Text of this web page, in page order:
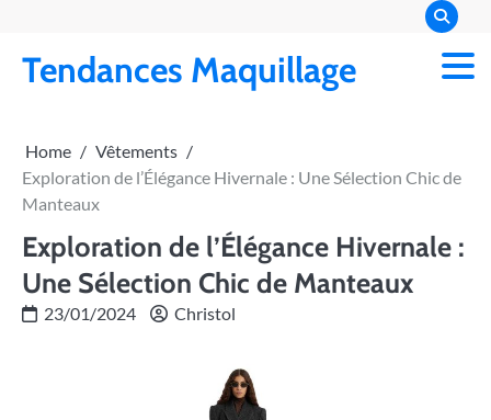
content
Tendances Maquillage
Home
Vêtements
Exploration de l’Élégance Hivernale : Une Sélection Chic de
Manteaux
Exploration de l’Élégance Hivernale :
Une Sélection Chic de Manteaux
23/01/2024 Christol